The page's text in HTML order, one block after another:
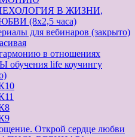
В ЖИЗНИ,
(8х2,5 часа)
для вебинаров (закрыто)
в отношениях
life коучингу
Открой сердце любви